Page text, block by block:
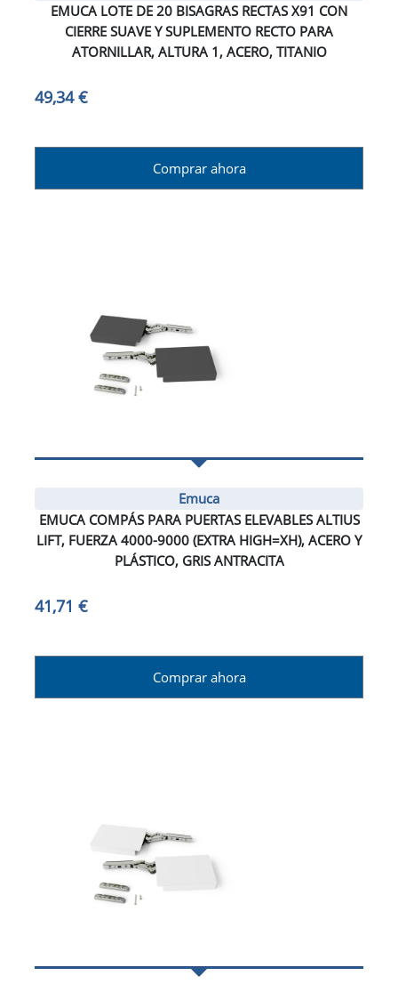
EMUCA LOTE DE 20 BISAGRAS RECTAS X91 CON
CIERRE SUAVE Y SUPLEMENTO RECTO PARA
ATORNILLAR, ALTURA 1, ACERO, TITANIO
49,34 €
Comprar ahora
Emuca
EMUCA COMPÁS PARA PUERTAS ELEVABLES ALTIUS
LIFT, FUERZA 4000-9000 (EXTRA HIGH=XH), ACERO Y
PLÁSTICO, GRIS ANTRACITA
41,71 €
Comprar ahora